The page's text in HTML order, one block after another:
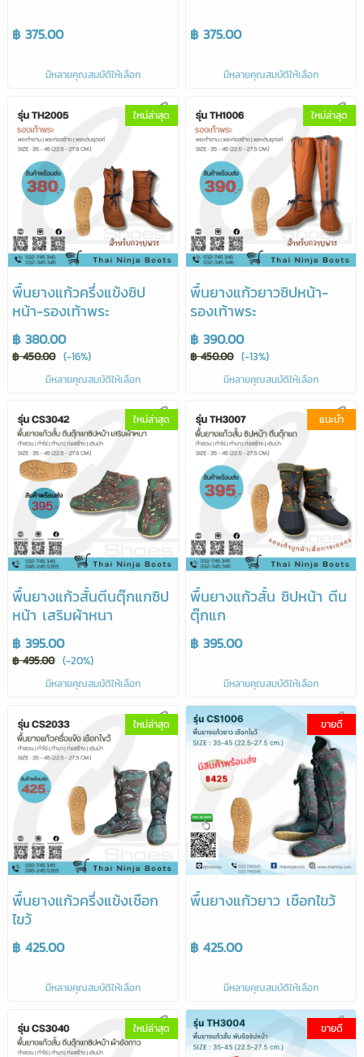
฿ 375.00
มีหลายคุณสมบัติให้เลือก
฿ 375.00
มีหลายคุณสมบัติให้เลือก
ใหม่ล่าสุด
พื้นยางแก้วครึ่งแข้งซิป
หน้า-รองเท้าพระ
฿ 380.00
฿ 450.00 (-16%)
มีหลายคุณสมบัติให้เลือก
ใหม่ล่าสุด
พื้นยางแก้วยาวซิปหน้า-
รองเท้าพระ
฿ 390.00
฿ 450.00 (-13%)
มีหลายคุณสมบัติให้เลือก
ใหม่ล่าสุด
พื้นยางแก้วสั้นตีนตุ๊กแกซิป
หน้า เสริมผ้าหนา
฿ 395.00
฿ 495.00 (-20%)
มีหลายคุณสมบัติให้เลือก
แนะนำ
พื้นยางแก้วสั้น ซิปหน้า ตีน
ตุ๊กแก
฿ 395.00
มีหลายคุณสมบัติให้เลือก
ใหม่ล่าสุด
พื้นยางแก้วครึ่งแข้งเชือก
ไขว้
฿ 425.00
มีหลายคุณสมบัติให้เลือก
ขายดี
พื้นยางแก้วยาว เชือกไขว้
฿ 425.00
มีหลายคุณสมบัติให้เลือก
ใหม่ล่าสุด ขายดี